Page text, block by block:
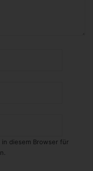
diesem Browser für